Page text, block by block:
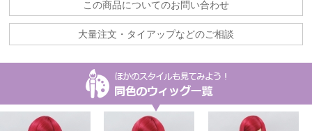
この商品についてのお問い合わせ
大量注文・タイアップなどのご相談